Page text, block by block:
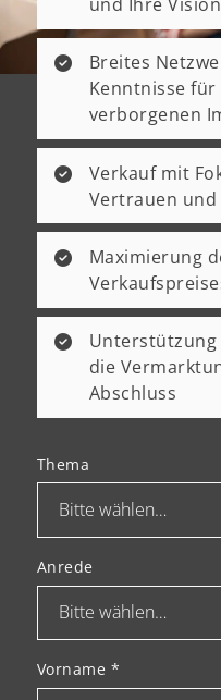
Breites
Kenntnisse für
verborgenen
Verkauf mit
Vertrauen und
Maximierung
die
Abschluss
Thema
Anrede
Vorname *